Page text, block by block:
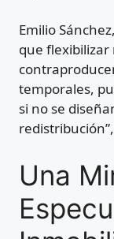
Emilio
que flexibilizar
temporales,
si no se
Una